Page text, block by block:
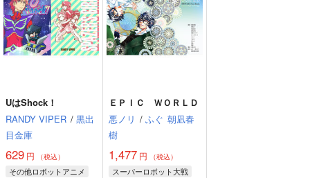
UはShock！
RANDY VIPER / 黒出
目金庫
629 円 （税込）
その他ロボットアニメ
ＥＰＩＣ ＷＯＲＬＤ
悪ノリ / ふぐ 朝凪春
樹
1,477 円 （税込）
スーパーロボット大戦